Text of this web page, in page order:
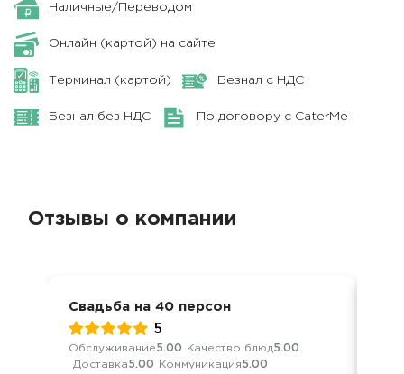
Наличные/Переводом
Онлайн (картой) на сайте
Терминал (картой) Безнал с НДС
Безнал без НДС По договору с CaterMe
Отзывы о компании
Свадьба на 40 персон
5
Обслуживание5.00 Качество блюд5.00
Доставка5.00 Коммуникация5.00